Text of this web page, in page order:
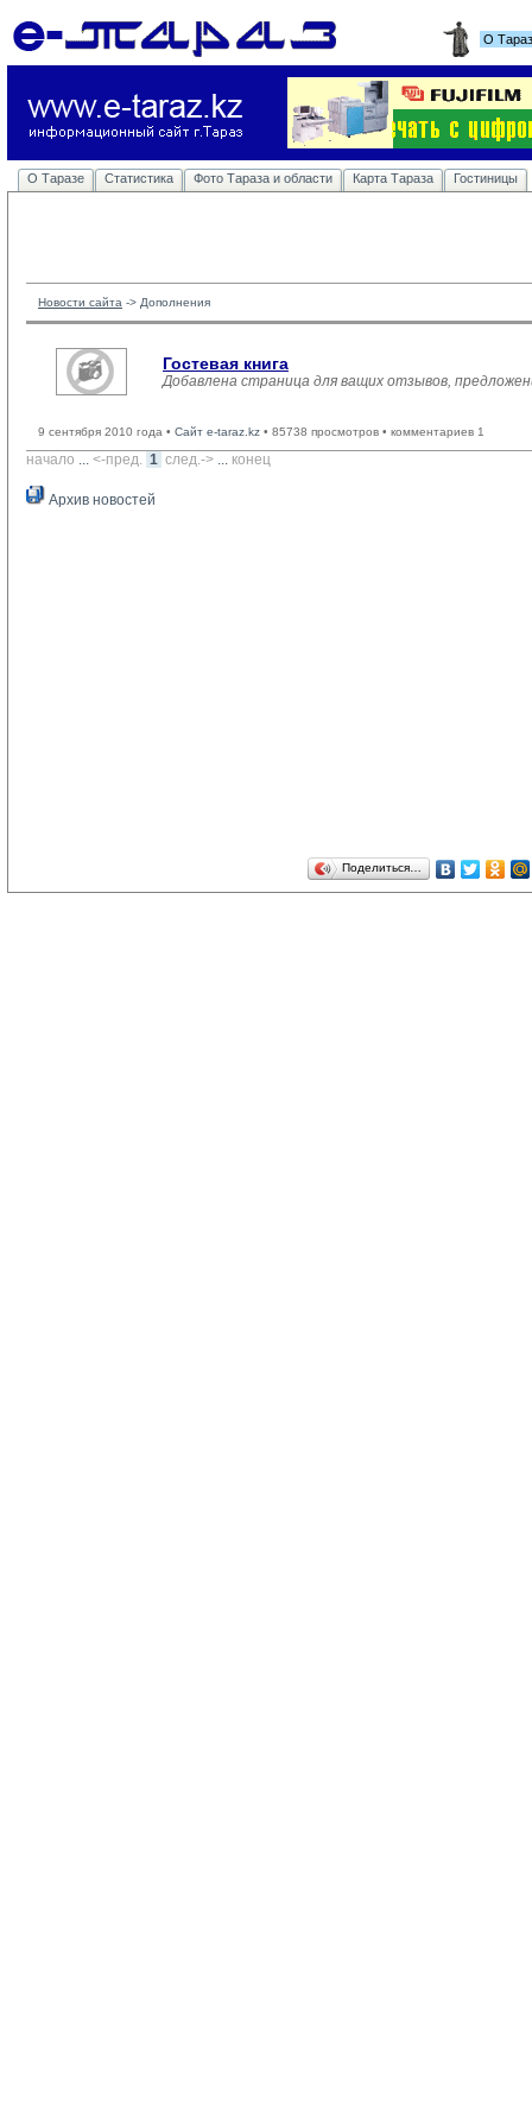
О
О Таразе Статистика Фото Тараза и области Карта Тараза Гостиницы
Новости сайта -> Дополнения
Гостевая книга
Добавлена страница для ващих отзывов,
9 сентября 2010 года • Сайт e-taraz.kz • 85738 просмотров • комментариев 1
начало ... <-пред. 1 след.-> ... конец
Архив новостей
Поделиться…